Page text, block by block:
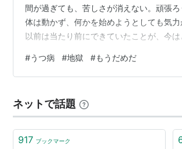
間が過ぎても、苦しさが消えない。頑張
体は動かず、何かを始めようとしても気力
以前は当たり前にできていたことが、今は
な小さなことさえ重く感じる。 周りから見
気がないだけに見えるかもしれない。で
しみに耐えながら、生きることを諦めな
っている。 それなのに、先の見えない毎
少しずつ弱っていく。 「いつになった…
#うつ病 #地獄 #もうだめだ
ネットで話題
917 ブックマーク